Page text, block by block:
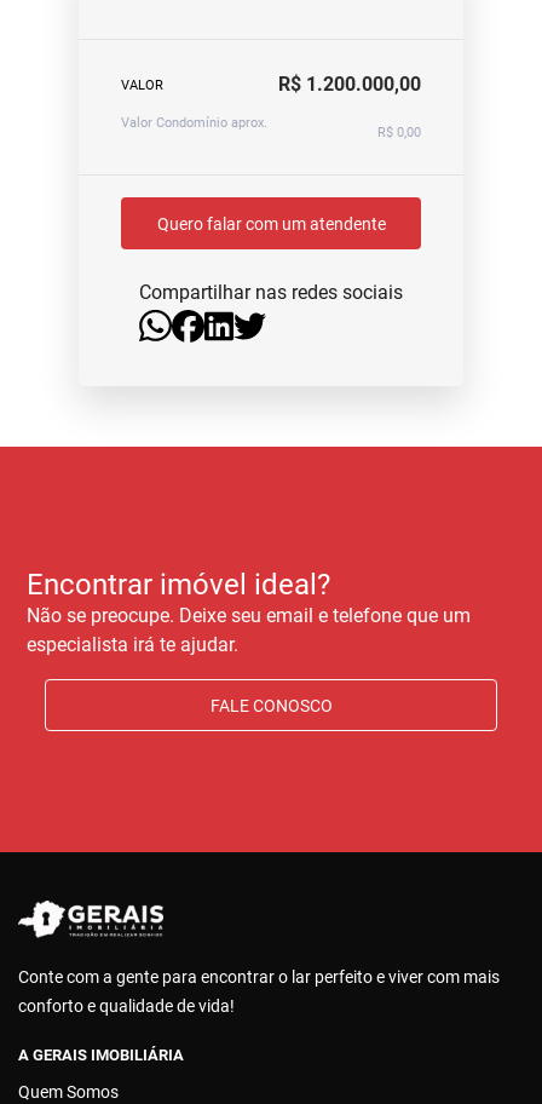
VALOR R$ 1.200.000,00
Valor Condomínio aprox.
R$ 0,00
Quero falar com um atendente
Compartilhar nas redes sociais
Encontrar imóvel ideal?
Não se preocupe. Deixe seu email e telefone que um
especialista irá te ajudar.
FALE CONOSCO
Conte com a gente para encontrar o lar perfeito e viver com mais
conforto e qualidade de vida!
A GERAIS IMOBILIÁRIA
Quem Somos